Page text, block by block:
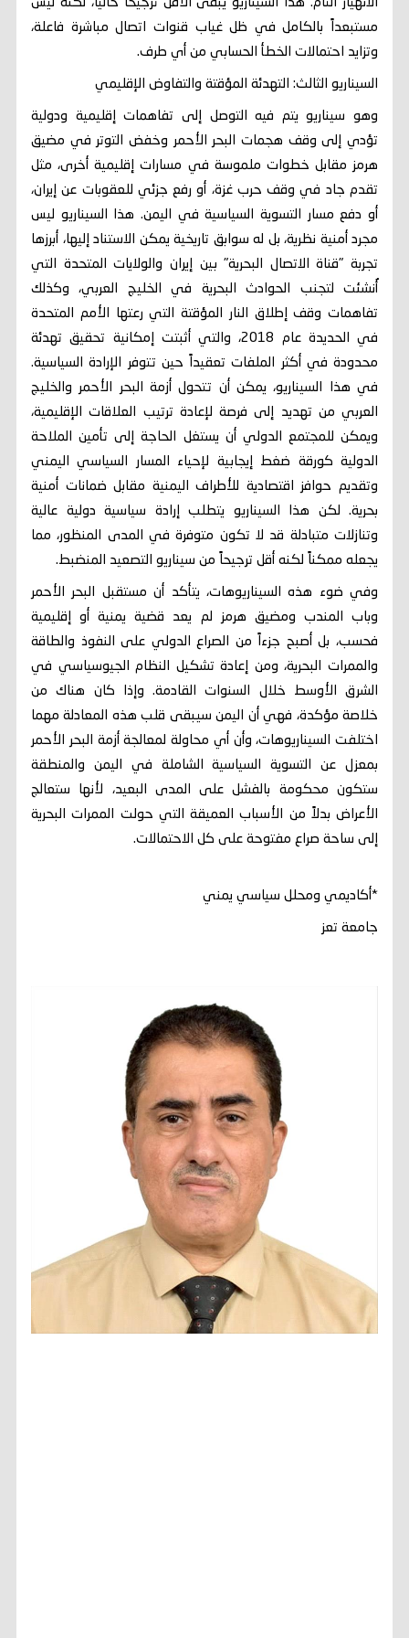
الانهيار التام. هذا السيناريو يبقى الأقل ترجيحاً حالياً، لكنه ليس
مستبعداً بالكامل في ظل غياب قنوات اتصال مباشرة فاعلة،
وتزايد احتمالات الخطأ الحسابي من أي طرف.
السيناريو الثالث: التهدئة المؤقتة والتفاوض الإقليمي
وهو سيناريو يتم فيه التوصل إلى تفاهمات إقليمية ودولية
تؤدي إلى وقف هجمات البحر الأحمر وخفض التوتر في مضيق
هرمز مقابل خطوات ملموسة في مسارات إقليمية أخرى، مثل
تقدم جاد في وقف حرب غزة، أو رفع جزئي للعقوبات عن إيران،
أو دفع مسار التسوية السياسية في اليمن. هذا السيناريو ليس
مجرد أمنية نظرية، بل له سوابق تاريخية يمكن الاستناد إليها، أبرزها
تجربة "قناة الاتصال البحرية" بين إيران والولايات المتحدة التي
أُنشئت لتجنب الحوادث البحرية في الخليج العربي، وكذلك
تفاهمات وقف إطلاق النار المؤقتة التي رعتها الأمم المتحدة
في الحديدة عام 2018، والتي أثبتت إمكانية تحقيق تهدئة
محدودة في أكثر الملفات تعقيداً حين تتوفر الإرادة السياسية.
في هذا السيناريو، يمكن أن تتحول أزمة البحر الأحمر والخليج
العربي من تهديد إلى فرصة لإعادة ترتيب العلاقات الإقليمية،
ويمكن للمجتمع الدولي أن يستغل الحاجة إلى تأمين الملاحة
الدولية كورقة ضغط إيجابية لإحياء المسار السياسي اليمني
وتقديم حوافز اقتصادية للأطراف اليمنية مقابل ضمانات أمنية
بحرية. لكن هذا السيناريو يتطلب إرادة سياسية دولية عالية
وتنازلات متبادلة قد لا تكون متوفرة في المدى المنظور، مما
يجعله ممكناً لكنه أقل ترجيحاً من سيناريو التصعيد المنضبط.
وفي ضوء هذه السيناريوهات، يتأكد أن مستقبل البحر الأحمر
وباب المندب ومضيق هرمز لم يعد قضية يمنية أو إقليمية
فحسب، بل أصبح جزءاً من الصراع الدولي على النفوذ والطاقة
والممرات البحرية، ومن إعادة تشكيل النظام الجيوسياسي في
الشرق الأوسط خلال السنوات القادمة. وإذا كان هناك من
خلاصة مؤكدة، فهي أن اليمن سيبقى قلب هذه المعادلة مهما
اختلفت السيناريوهات، وأن أي محاولة لمعالجة أزمة البحر الأحمر
بمعزل عن التسوية السياسية الشاملة في اليمن والمنطقة
ستكون محكومة بالفشل على المدى البعيد، لأنها ستعالج
الأعراض بدلاً من الأسباب العميقة التي حولت الممرات البحرية
إلى ساحة صراع مفتوحة على كل الاحتمالات.
*أكاديمي ومحلل سياسي يمني
جامعة تعز